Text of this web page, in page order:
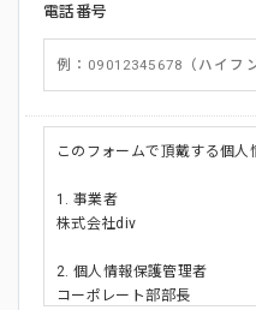
電話番号
このフォームで頂戴する個人
1. 事業者
株式会社div
2. 個人情報保護管理者
コーポレート部部長